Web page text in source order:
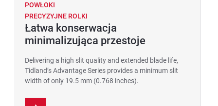
POWŁOKI
PRECYZYJNE ROLKI
Łatwa konserwacja
minimalizująca przestoje
Delivering a high slit quality and extended blade life,
Tidland’s Advantage Series provides a minimum slit
width of only 19.5 mm (0.768 inches).